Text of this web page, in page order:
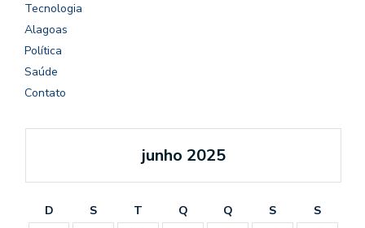
Tecnologia
Alagoas
Política
Saúde
Contato
junho 2025
D S T Q Q S
S